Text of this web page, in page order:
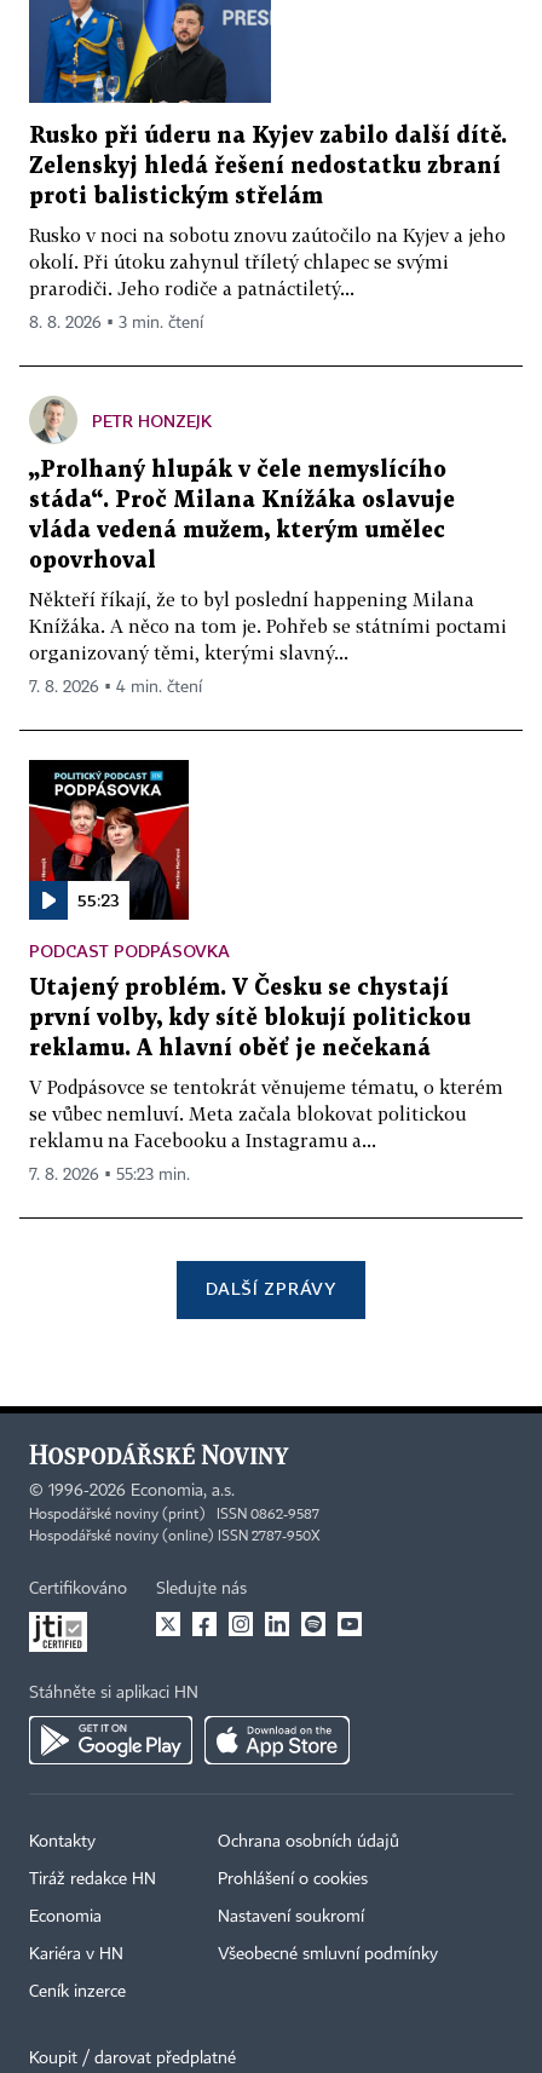
Rusko při úderu na Kyjev zabilo další dítě.
Zelenskyj hledá řešení nedostatku zbraní
proti balistickým střelám
Rusko v noci na sobotu znovu zaútočilo na Kyjev a jeho
okolí. Při útoku zahynul tříletý chlapec se svými
prarodiči. Jeho rodiče a patnáctiletý...
8. 8. 2026 ▪ 3 min. čtení
PETR HONZEJK
„Prolhaný hlupák v čele nemyslícího
stáda“. Proč Milana Knížáka oslavuje
vláda vedená mužem, kterým umělec
opovrhoval
Někteří říkají, že to byl poslední happening Milana
Knížáka. A něco na tom je. Pohřeb se státními poctami
organizovaný těmi, kterými slavný...
7. 8. 2026 ▪ 4 min. čtení
55:23
PODCAST PODPÁSOVKA
Utajený problém. V Česku se chystají
první volby, kdy sítě blokují politickou
reklamu. A hlavní oběť je nečekaná
V Podpásovce se tentokrát věnujeme tématu, o kterém
se vůbec nemluví. Meta začala blokovat politickou
reklamu na Facebooku a Instagramu a...
7. 8. 2026 ▪ 55:23 min.
DALŠÍ ZPRÁVY
© 1996-2026 Economia, a.s.
Hospodářské noviny (print) ISSN 0862-9587
Hospodářské noviny (online) ISSN 2787-950X
Certifikováno Sledujte nás
Stáhněte si aplikaci HN
Kontakty
Tiráž redakce HN
Economia
Kariéra v HN
Ceník inzerce
Ochrana osobních údajů
Prohlášení o cookies
Nastavení soukromí
Všeobecné smluvní podmínky
Koupit / darovat předplatné